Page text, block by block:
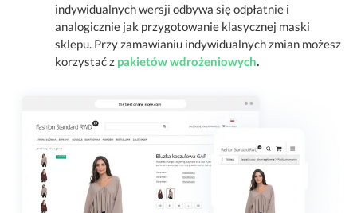
indywidualnych wersji odbywa się odpłatnie i
analogicznie jak przygotowanie klasycznej maski
sklepu. Przy zamawianiu indywidualnych zmian możesz
korzystać z pakietów wdrożeniowych.